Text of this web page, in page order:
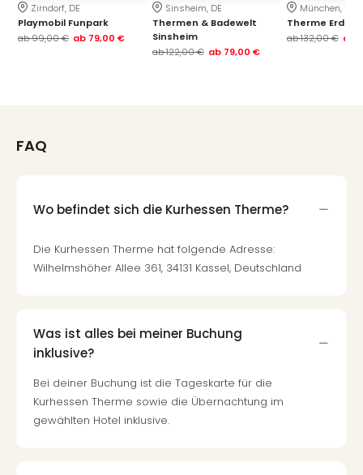
Zirndorf, DE
Playmobil Funpark
ab99,00 € ab 79,00 €
Sinsheim, DE
Thermen & Badewelt
Sinsheim
ab122,00 € ab 79,00 €
München, DE
Therme Erding
ab132,00 € ab
FAQ
Wo befindet sich die Kurhessen Therme?
Die Kurhessen Therme hat folgende Adresse:
Wilhelmshöher Allee 361, 34131 Kassel, Deutschland
Was ist alles bei meiner Buchung
inklusive?
Bei deiner Buchung ist die Tageskarte für die
Kurhessen Therme sowie die Übernachtung im
gewählten Hotel inklusive.